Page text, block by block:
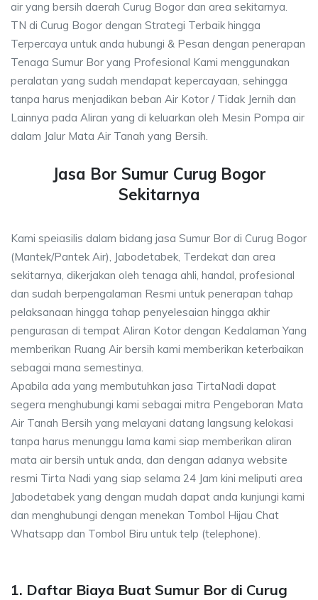
air yang bersih daerah Curug Bogor dan area sekitarnya.
TN di Curug Bogor dengan Strategi Terbaik hingga
Terpercaya untuk anda hubungi & Pesan dengan penerapan
Tenaga Sumur Bor yang Profesional Kami menggunakan
peralatan yang sudah mendapat kepercayaan, sehingga
tanpa harus menjadikan beban Air Kotor / Tidak Jernih dan
Lainnya pada Aliran yang di keluarkan oleh Mesin Pompa air
dalam Jalur Mata Air Tanah yang Bersih.
Jasa Bor Sumur Curug Bogor
Sekitarnya
Kami speiasilis dalam bidang jasa Sumur Bor di Curug Bogor
(Mantek/Pantek Air), Jabodetabek, Terdekat dan area
sekitarnya, dikerjakan oleh tenaga ahli, handal, profesional
dan sudah berpengalaman Resmi untuk penerapan tahap
pelaksanaan hingga tahap penyelesaian hingga akhir
pengurasan di tempat Aliran Kotor dengan Kedalaman Yang
memberikan Ruang Air bersih kami memberikan keterbaikan
sebagai mana semestinya.
Apabila ada yang membutuhkan jasa TirtaNadi dapat
segera menghubungi kami sebagai mitra Pengeboran Mata
Air Tanah Bersih yang melayani datang langsung kelokasi
tanpa harus menunggu lama kami siap memberikan aliran
mata air bersih untuk anda, dan dengan adanya website
resmi Tirta Nadi yang siap selama 24 Jam kini meliputi area
Jabodetabek yang dengan mudah dapat anda kunjungi kami
dan menghubungi dengan menekan Tombol Hijau Chat
Whatsapp dan Tombol Biru untuk telp (telephone).
1. Daftar Biaya Buat Sumur Bor di Curug